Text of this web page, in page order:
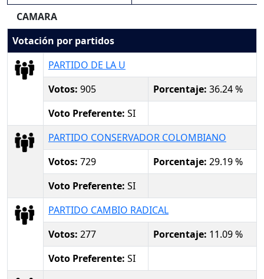
CAMARA
Votación por partidos
PARTIDO DE LA U
Votos: 905 Porcentaje: 36.24 %
Voto Preferente: SI
PARTIDO CONSERVADOR COLOMBIANO
Votos: 729 Porcentaje: 29.19 %
Voto Preferente: SI
PARTIDO CAMBIO RADICAL
Votos: 277 Porcentaje: 11.09 %
Voto Preferente: SI